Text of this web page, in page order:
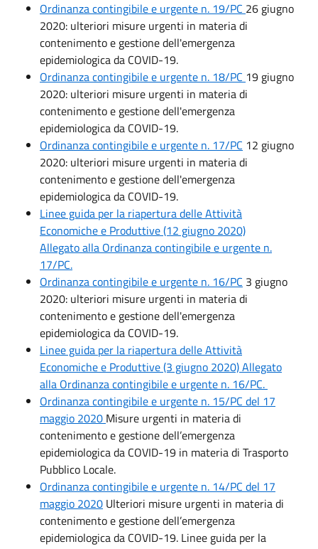
Ordinanza contingibile e urgente n. 19/PC 26 giugno
2020: ulteriori misure urgenti in materia di
contenimento e gestione dell'emergenza
epidemiologica da COVID-19.
Ordinanza contingibile e urgente n. 18/PC 19 giugno
2020: ulteriori misure urgenti in materia di
contenimento e gestione dell'emergenza
epidemiologica da COVID-19.
Ordinanza contingibile e urgente n. 17/PC 12 giugno
2020: ulteriori misure urgenti in materia di
contenimento e gestione dell'emergenza
epidemiologica da COVID-19.
Linee guida per la riapertura delle Attività
Economiche e Produttive (12 giugno 2020)
Allegato alla Ordinanza contingibile e urgente n.
17/PC.
Ordinanza contingibile e urgente n. 16/PC 3 giugno
2020: ulteriori misure urgenti in materia di
contenimento e gestione dell'emergenza
epidemiologica da COVID-19.
Linee guida per la riapertura delle Attività
Economiche e Produttive (3 giugno 2020) Allegato
alla Ordinanza contingibile e urgente n. 16/PC.
Ordinanza contingibile e urgente n. 15/PC del 17
maggio 2020 Misure urgenti in materia di
contenimento e gestione dell’emergenza
epidemiologica da COVID-19 in materia di Trasporto
Pubblico Locale.
Ordinanza contingibile e urgente n. 14/PC del 17
maggio 2020 Ulteriori misure urgenti in materia di
contenimento e gestione dell’emergenza
epidemiologica da COVID-19. Linee guida per la